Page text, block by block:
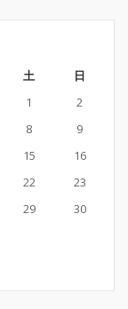
土
日
1
2
8
9
15
16
22
23
29
30